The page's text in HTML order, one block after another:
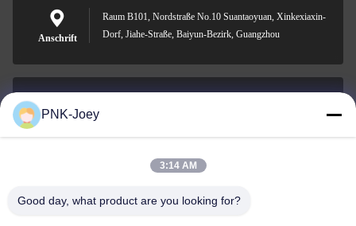
Anschrift
Raum B101, Nordstraße No.10 Suantaoyuan, Xinkexiaxin-
Dorf, Jiahe-Straße, Baiyun-Bezirk, Guangzhou
E-Mail-Adresse
008613580404923
PNK-Joey
3:14 AM
Good day, what product are you looking for?